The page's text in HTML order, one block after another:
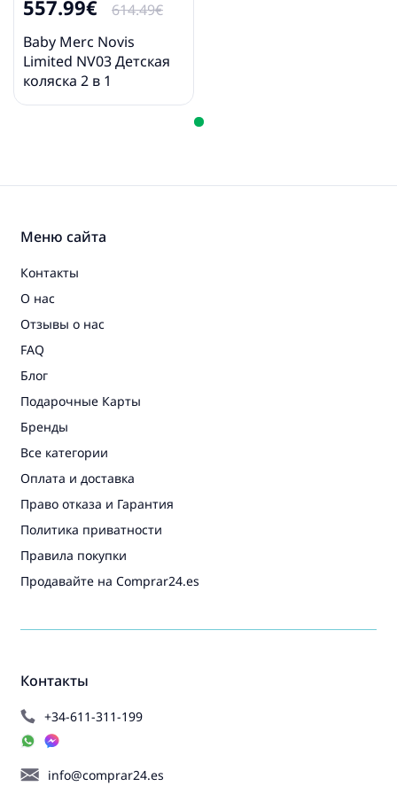
557.99€
614.49€
Baby Merc Novis
Limited NV03 Детская
коляска 2 в 1
Контакты
+34-611-311-199
info@comprar24.es
Меню сайта
Контакты
О нас
Отзывы о нас
FAQ
Блог
Подарочные Карты
Бренды
Все категории
Оплата и доставка
Право отказа и Гарантия
Политика приватности
Правила покупки
Продавайте на Comprar24.es